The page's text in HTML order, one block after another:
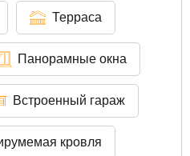
Терраса
Панорамные окна
Встроенный гараж
кровля